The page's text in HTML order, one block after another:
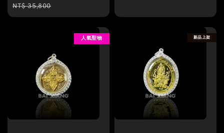
price
NT$ 35,800
人氣聖物 新品上架